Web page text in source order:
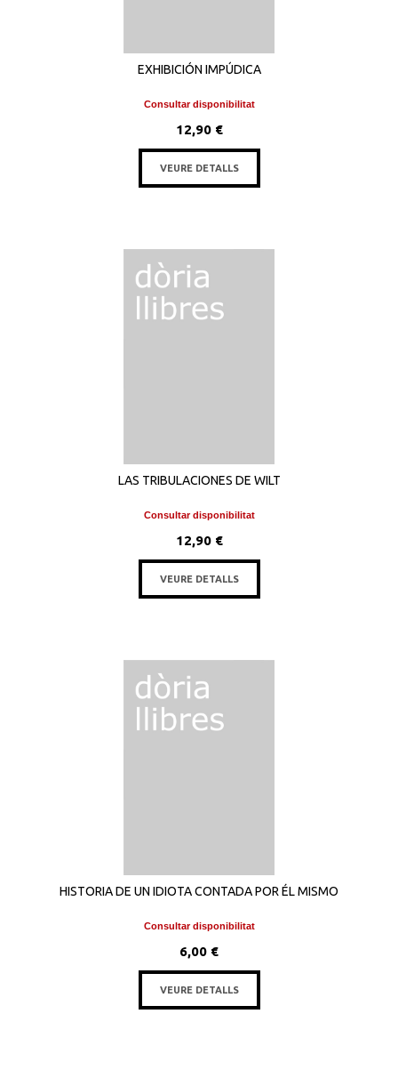
EXHIBICIÓN IMPÚDICA
Consultar disponibilitat
12,90 €
VEURE DETALLS
LAS TRIBULACIONES DE WILT
Consultar disponibilitat
12,90 €
VEURE DETALLS
HISTORIA DE UN IDIOTA CONTADA POR ÉL MISMO
Consultar disponibilitat
6,00 €
VEURE DETALLS